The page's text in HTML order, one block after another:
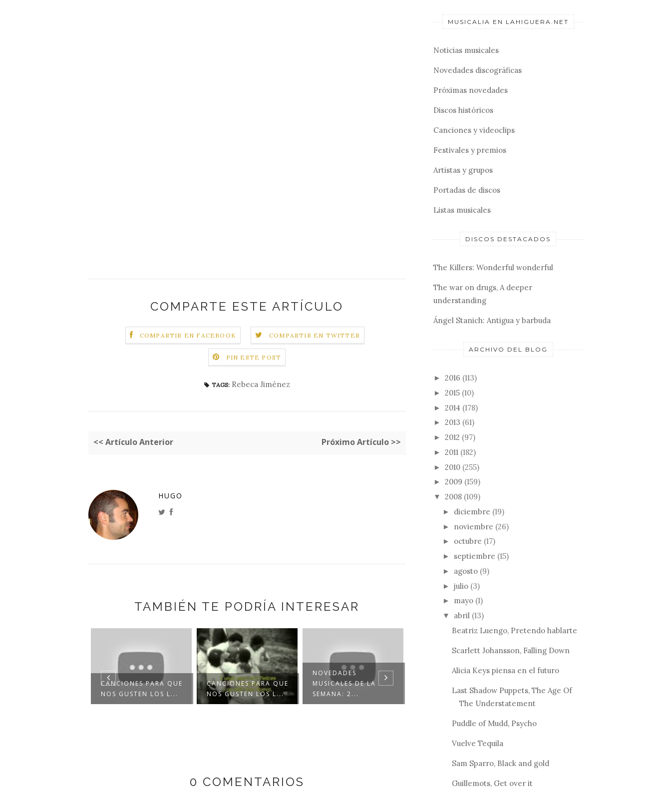
COMPARTE ESTE ARTÍCULO
COMPARTIR EN FACEBOOK COMPARTIR EN TWITTER
PIN ESTE POST
TAGS: Rebeca Jiménez
<< Artículo Anterior Próximo Artículo >>
HUGO
TAMBIÉN TE PODRÍA INTERESAR
CANCIONES PARA QUE
NOS GUSTEN LOS L...
CANCIONES PARA QUE
NOS GUSTEN LOS L...
NOVEDADES
MUSICALES DE LA
SEMANA: 2...
NUEVA TEMPORADA
REBECA JIMENEZ,
DESPERTARME
CONTIGO
0 COMENTARIOS
MUSICALIA EN LAHIGUERA.NET
Noticias musicales
Novedades discográficas
Próximas novedades
Discos históricos
Canciones y videoclips
Festivales y premios
Artistas y grupos
Portadas de discos
Listas musicales
DISCOS DESTACADOS
The Killers: Wonderful wonderful
The war on drugs, A deeper
understanding
Ángel Stanich: Antigua y barbuda
ARCHIVO DEL BLOG
► 2016 (113)
► 2015 (10)
► 2014 (178)
► 2013 (61)
► 2012 (97)
► 2011 (182)
► 2010 (255)
► 2009 (159)
▼ 2008 (109)
► diciembre (19)
► noviembre (26)
► octubre (17)
► septiembre (15)
► agosto (9)
► julio (3)
► mayo (1)
▼ abril (13)
Beatriz Luengo, Pretendo hablarte
Scarlett Johansson, Falling Down
Alicia Keys piensa en el futuro
Last Shadow Puppets, The Age Of
The Understatement
Puddle of Mudd, Psycho
Vuelve Tequila
Sam Sparro, Black and gold
Guillemots, Get over it